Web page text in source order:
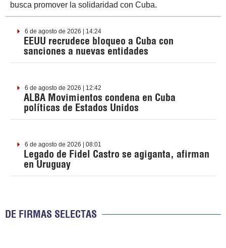
busca promover la solidaridad con Cuba.
6 de agosto de 2026 | 14:24
EEUU recrudece bloqueo a Cuba con
sanciones a nuevas entidades
6 de agosto de 2026 | 12:42
ALBA Movimientos condena en Cuba
políticas de Estados Unidos
6 de agosto de 2026 | 08:01
Legado de Fidel Castro se agiganta, afirman
en Uruguay
DE FIRMAS SELECTAS